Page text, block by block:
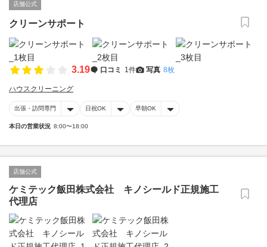
店舗公式
クリーンサポート
3.19 口コミ 1件 写真 8枚
ハウスクリーニング
出張・訪問専門 日祝OK 早朝OK
本日の営業状況 8:00〜18:00
店舗公式
ケミテック飯田株式会社 キノシールド正規施工
代理店